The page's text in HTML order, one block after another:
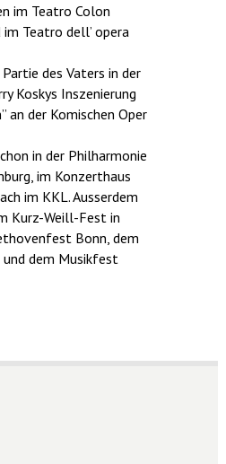
im Teatro Colon
im Teatro dell’ opera
des Vaters in der
Koskys Inszenierung
an der Komischen Oper
in der Philharmonie
im Konzerthaus
im KKL. Ausserdem
Kurz-Weill-Fest in
Bonn, dem
dem Musikfest